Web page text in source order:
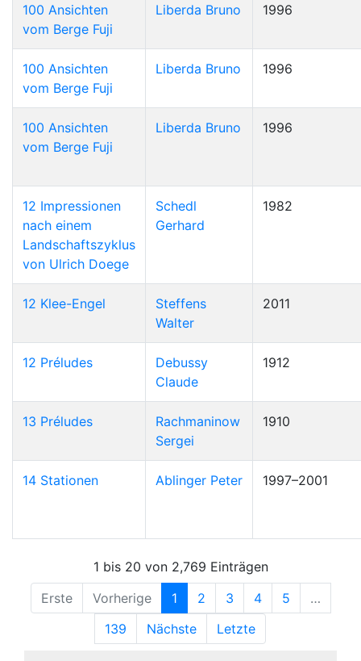
100 Ansichten
vom Berge Fuji
Liberda Bruno 1996
100 Ansichten
vom Berge Fuji
Liberda Bruno 1996
100 Ansichten
vom Berge Fuji
Liberda Bruno 1996
12 Impressionen
nach einem
Landschaftszyklus
von Ulrich Doege
Schedl
Gerhard
1982
12 Klee-Engel
Steffens
Walter
2011
12 Préludes
Debussy
Claude
1912
13 Préludes
Rachmaninow
Sergei
1910
14 Stationen Ablinger Peter 1997–2001
1 bis 20 von 2,769 Einträgen
Erste
Vorherige 1 2 3 4 5
…
139
Nächste Letzte